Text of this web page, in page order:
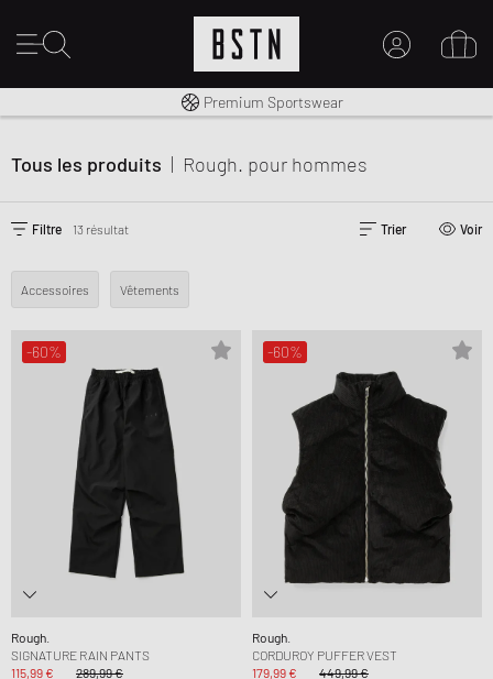
CRÉER UN COMPTE
Livraison gratuite dès 100€
Premium Sportswear
Tous les produits | Rough. pour hommes
Filtre 13 résultat Trier Voir
Accessoires Vêtements
-60%
Rough.
SIGNATURE RAIN PANTS
115,99 €
289,99 €
-60%
Rough.
CORDUROY PUFFER VEST
179,99 €
449,99 €